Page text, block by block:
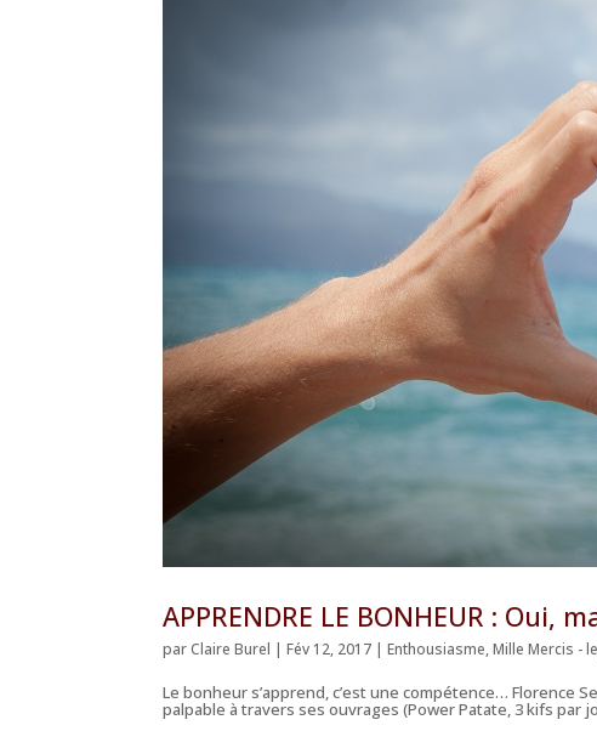
APPRENDRE LE BONHEUR : Oui,
parClaire Burel |Fév 12, 2017 |Enthousiasme,Mille Mercis -
Le bonheur s’apprend, c’est une compétence… Florence
palpable à travers ses ouvrages (Power Patate, 3 kifs par